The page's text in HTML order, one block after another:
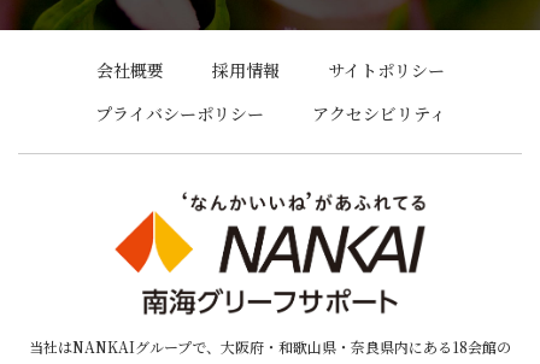
会社概要 採用情報
サイトポリシー
プライバシーポリシー
アクセシビリティ
当社はNANKAIグループで、大阪府・和歌山県・奈良県内にある18会館の